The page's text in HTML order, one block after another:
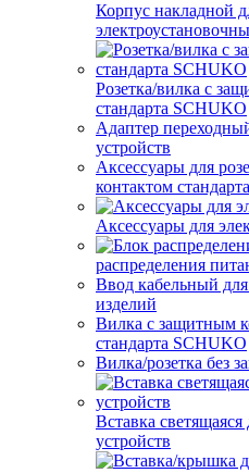
Корпус накладной
Розетка/вилка с
стандарта SCHUKO
Адаптер
устройств
Аксессуары для
контактом
Аксессуары для
распределения
Ввод кабельный
изделий
Вилка с защитным
стандарта SCHUKO
Вилка/розетка без
Вставка
устройств